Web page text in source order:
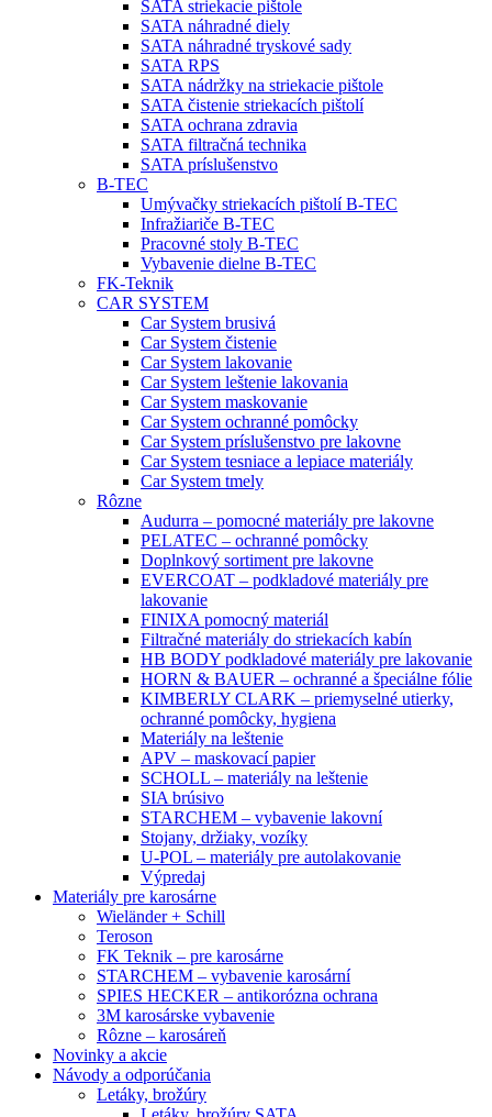
SATA striekacie pištole
SATA náhradné diely
SATA náhradné tryskové sady
SATA RPS
SATA nádržky na striekacie pištole
SATA čistenie striekacích pištolí
SATA ochrana zdravia
SATA filtračná technika
SATA príslušenstvo
B-TEC
Umývačky striekacích pištolí B-TEC
Infražiariče B-TEC
Pracovné stoly B-TEC
Vybavenie dielne B-TEC
FK-Teknik
CAR SYSTEM
Car System brusivá
Car System čistenie
Car System lakovanie
Car System leštenie lakovania
Car System maskovanie
Car System ochranné pomôcky
Car System príslušenstvo pre lakovne
Car System tesniace a lepiace materiály
Car System tmely
Rôzne
Audurra – pomocné materiály pre lakovne
PELATEC – ochranné pomôcky
Doplnkový sortiment pre lakovne
EVERCOAT – podkladové materiály pre
lakovanie
FINIXA pomocný materiál
Filtračné materiály do striekacích kabín
HB BODY podkladové materiály pre lakovanie
HORN & BAUER – ochranné a špeciálne fólie
KIMBERLY CLARK – priemyselné utierky,
ochranné pomôcky, hygiena
Materiály na leštenie
APV – maskovací papier
SCHOLL – materiály na leštenie
SIA brúsivo
STARCHEM – vybavenie lakovní
Stojany, držiaky, vozíky
U-POL – materiály pre autolakovanie
Výpredaj
Materiály pre karosárne
Wieländer + Schill
Teroson
FK Teknik – pre karosárne
STARCHEM – vybavenie karosární
SPIES HECKER – antikorózna ochrana
3M karosárske vybavenie
Rôzne – karosáreň
Novinky a akcie
Návody a odporúčania
Letáky, brožúry